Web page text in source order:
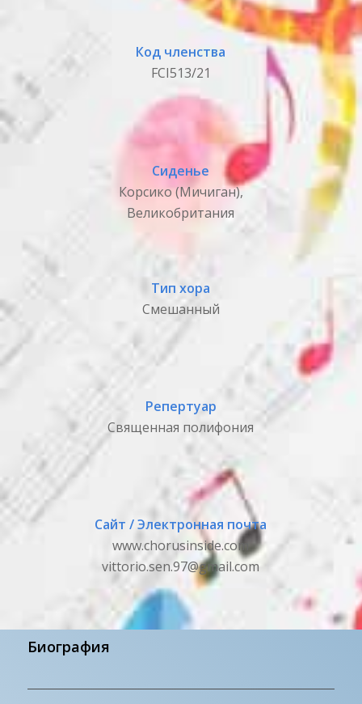
Код членства
FCI513/21
Сиденье
Корсико (Мичиган),
Великобритания
Тип хора
Смешанный
Репертуар
Священная полифония
Сайт / Электронная почта
www.chorusinside.com
vittorio.sen.97@gmail.com
Биография